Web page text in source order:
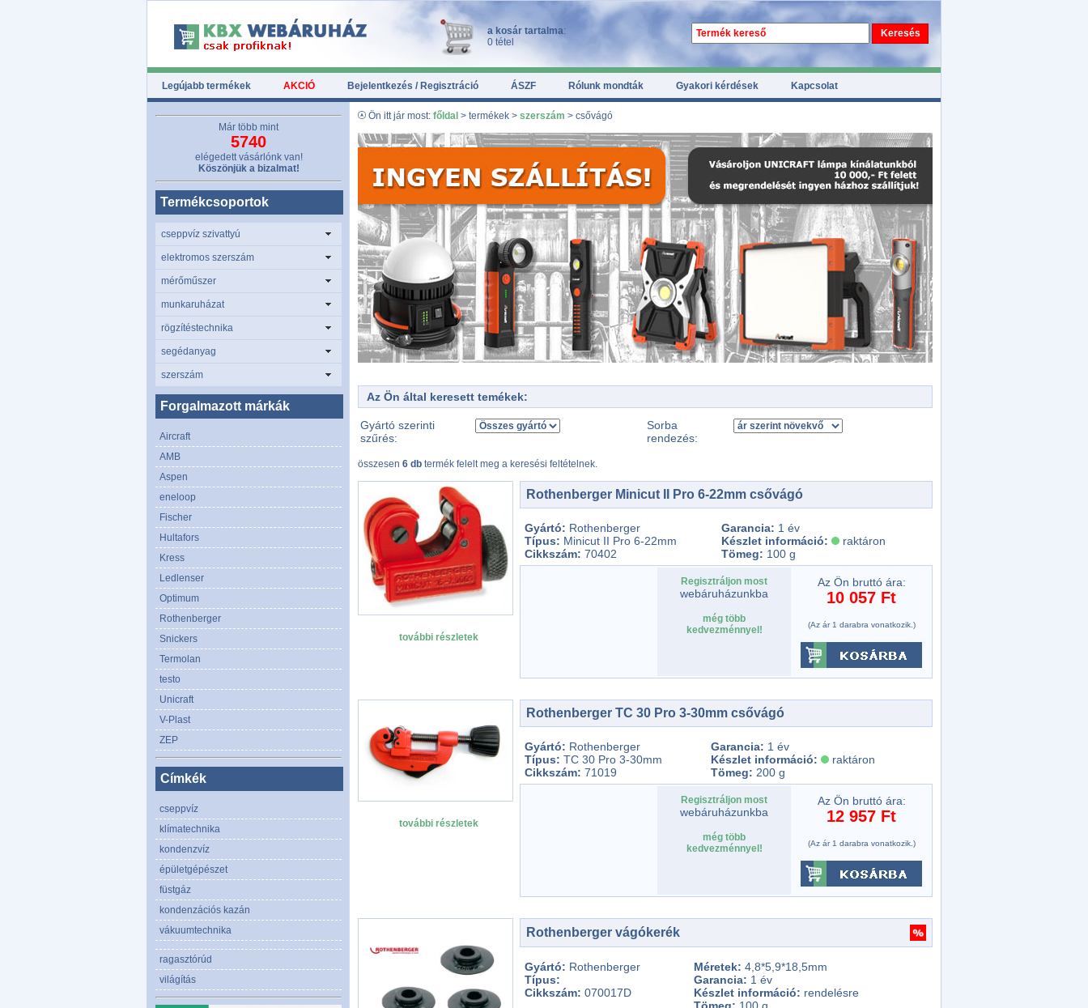
a kosár tartalma:
0 tétel
Legújabb termékek AKCIÓ Bejelentkezés / Regisztráció ÁSZF Rólunk mondták Gyakori kérdések Kapcsolat
Ön itt jár most: főldal > termékek > szerszám > csővágó
Az Ön által keresett temékek:
Gyártó szerinti
szűrés:
Sorba
rendezés:
összesen 6 db termék felelt meg a keresési feltételnek.
további részletek
Rothenberger Minicut II Pro 6-22mm csővágó
Gyártó: Rothenberger
Típus: Minicut II Pro 6-22mm
Cikkszám: 70402
Garancia: 1 év
Készlet információ:
raktáron
Tömeg: 100 g
Regisztráljon most
webáruházunkba
még több
kedvezménnyel!
Az Ön bruttó ára:
10 057 Ft
(Az ár 1 darabra vonatkozik.)
további részletek
Rothenberger TC 30 Pro 3-30mm csővágó
Gyártó: Rothenberger
Típus: TC 30 Pro 3-30mm
Cikkszám: 71019
Garancia: 1 év
Készlet információ:
raktáron
Tömeg: 200 g
Regisztráljon most
webáruházunkba
még több
kedvezménnyel!
Az Ön bruttó ára:
12 957 Ft
(Az ár 1 darabra vonatkozik.)
Rothenberger vágókerék
Gyártó: Rothenberger
Típus:
Cikkszám: 070017D
Méretek: 4,8*5,9*18,5mm
Garancia: 1 év
Készlet információ: rendelésre
Már több mint
5740
elégedett vásárlónk van!
Köszönjük a bizalmat!
Termékcsoportok
cseppvíz szivattyú
elektromos szerszám
mérőműszer
munkaruházat
rögzítéstechnika
segédanyag
szerszám
Forgalmazott márkák
Aircraft
AMB
Aspen
eneloop
Fischer
Hultafors
Kress
Ledlenser
Optimum
Rothenberger
Snickers
Termolan
testo
Unicraft
V-Plast
ZEP
Címkék
cseppvíz
klímatechnika
kondenzvíz
épületgépészet
füstgáz
kondenzációs kazán
vákuumtechnika
ragasztórúd
világítás